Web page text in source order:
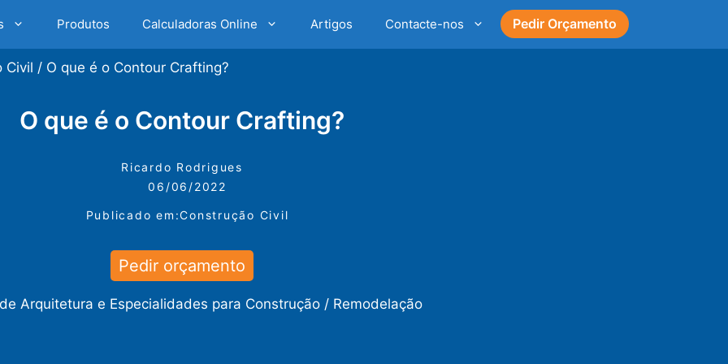
Produtos Calculadoras Online Artigos Contacte-nos Pedir Orçamento
Civil / O que é o Contour Crafting?
O que é o Contour Crafting?
Ricardo Rodrigues
06/06/2022
Publicado em:Construção Civil
Pedir orçamento
Arquitetura e Especialidades para Construção / Remodelação